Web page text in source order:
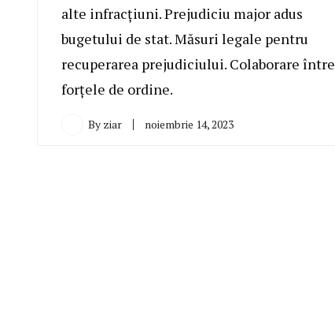
alte infracțiuni. Prejudiciu major adus
bugetului de stat. Măsuri legale pentru
recuperarea prejudiciului. Colaborare între
forțele de ordine.
By ziar noiembrie 14, 2023